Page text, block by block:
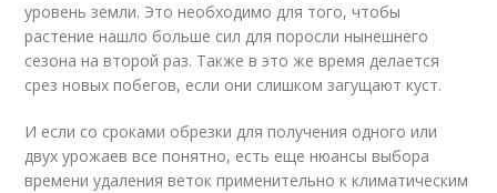
уровень земли. Это необходимо для того, чтобы
растение нашло больше сил для поросли нынешнего
сезона на второй раз. Также в это же время делается
срез новых побегов, если они слишком загущают куст.
И если со сроками обрезки для получения одного или
двух урожаев все понятно, есть еще нюансы выбора
времени удаления веток применительно к климатическим